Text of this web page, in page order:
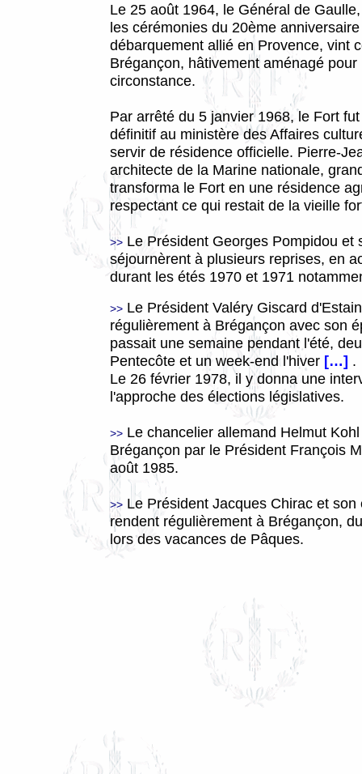
Le 25 août 1964, le Général de
les cérémonies du 20ème
débarquement allié en Provence, vint
Brégançon, hâtivement aménagé pour
circonstance.
Par arrêté du 5 janvier 1968, le Fort
définitif au ministère des Affaires
servir de résidence officielle. Pierre-
architecte de la Marine nationale,
transforma le Fort en une résidence
respectant ce qui restait de la vieille
>> Le Président Georges Pompidou et
séjournèrent à plusieurs reprises, en
durant les étés 1970 et 1971
>> Le Président Valéry Giscard
régulièrement à Brégançon avec son
passait une semaine pendant l'été,
Pentecôte et un week-end l'hiver […] .
Le 26 février 1978, il y donna une
l'approche des élections législatives.
>> Le chancelier allemand Helmut
Brégançon par le Président François
août 1985.
>> Le Président Jacques Chirac et son
rendent régulièrement à Brégançon,
lors des vacances de Pâques.